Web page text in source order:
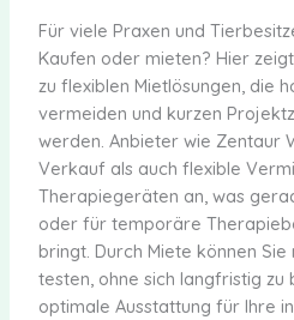
Für viele Praxen und
Kaufen oder mieten? Hier
zu flexiblen Mietlösungen, die
vermeiden und kurzen
werden. Anbieter wie Zentaur
Verkauf als auch flexible
Therapiegeräten an, was
oder für temporäre
bringt. Durch Miete können Sie
testen, ohne sich langfristig zu
optimale Ausstattung für Ihre